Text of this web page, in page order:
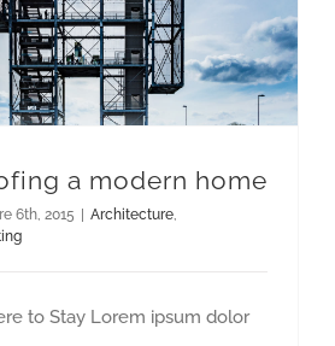
a modern home
6th, 2015 Architecture,
to Stay Lorem ipsum dolor